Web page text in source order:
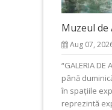
Muzeul de
Aug 07,
“GALERIA
până
în spațiile
reprezintă